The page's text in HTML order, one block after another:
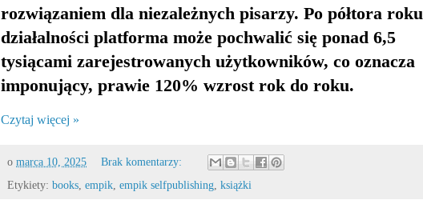
rozwiązaniem dla niezależnych pisarzy. Po półtora roku
działalności platforma może pochwalić się ponad 6,5
tysiącami zarejestrowanych użytkowników, co oznacza
imponujący, prawie 120% wzrost rok do roku.
Czytaj więcej »
o marca 10, 2025
Brak komentarzy:
Etykiety: books, empik, empik selfpublishing, książki